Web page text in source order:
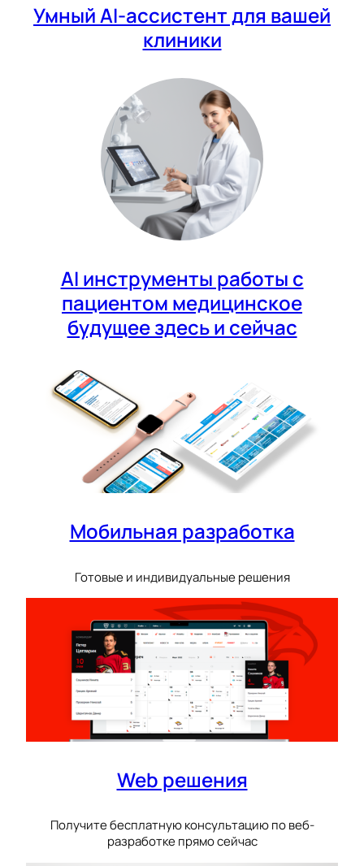
Умный AI-ассистент для вашей
клиники
AI инструменты работы с
пациентом медицинское
будущее здесь и сейчас
Мобильная разработка
Готовые и индивидуальные решения
Web решения
Получите бесплатную консультацию по веб-
разработке прямо сейчас